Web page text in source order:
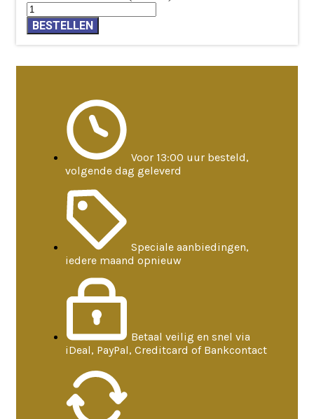
BESTELLEN
Voor 13:00 uur besteld,
volgende dag geleverd
Speciale aanbiedingen,
iedere maand opnieuw
Betaal veilig en snel via
iDeal, PayPal, Creditcard of Bankcontact